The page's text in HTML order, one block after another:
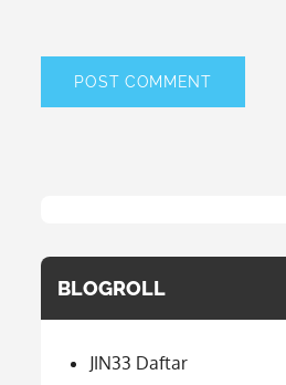
BLOGROLL
JIN33 Daftar